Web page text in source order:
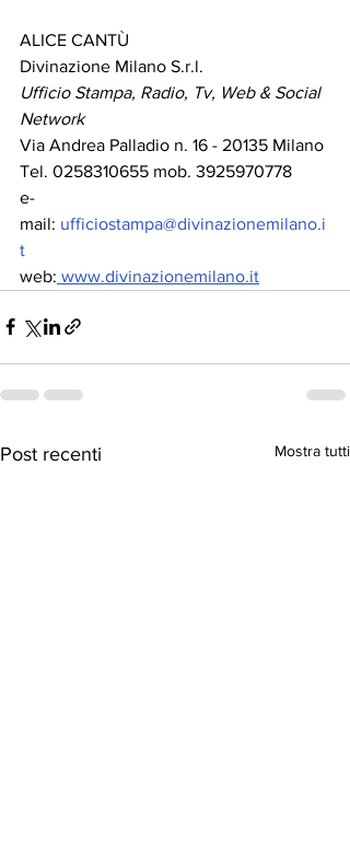
ALICE CANTÙ
Divinazione Milano S.r.l.
Ufficio Stampa, Radio, Tv, Web & Social
Network
Via Andrea Palladio n. 16 - 20135 Milano
Tel. 0258310655 mob. 3925970778
e-
mail: ufficiostampa@divinazionemilano.i
t
web: www.divinazionemilano.it
Post recenti Mostra tutti